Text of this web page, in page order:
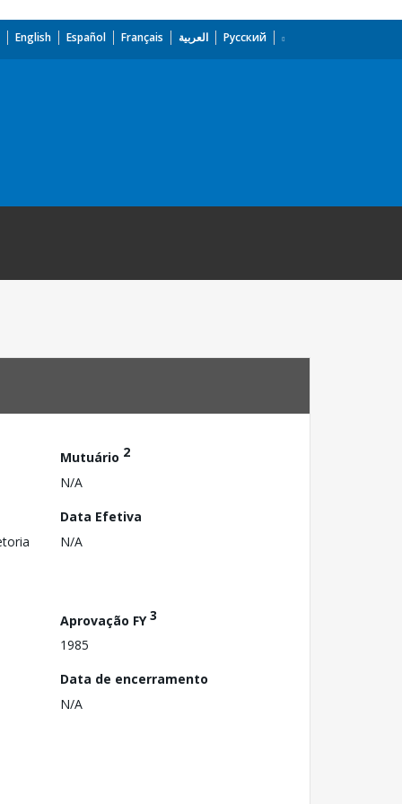
English Español Français العربية Русский
Mutuário 2
N/A
Data Efetiva
N/A
Aprovação FY3
1985
Data de encerramento
N/A